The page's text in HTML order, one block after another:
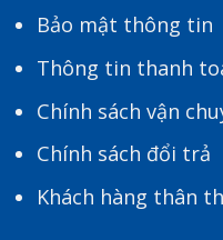
Bảo mật thông tin
Thông tin thanh
Chính sách vận
Chính sách đổi trả
Khách hàng thân